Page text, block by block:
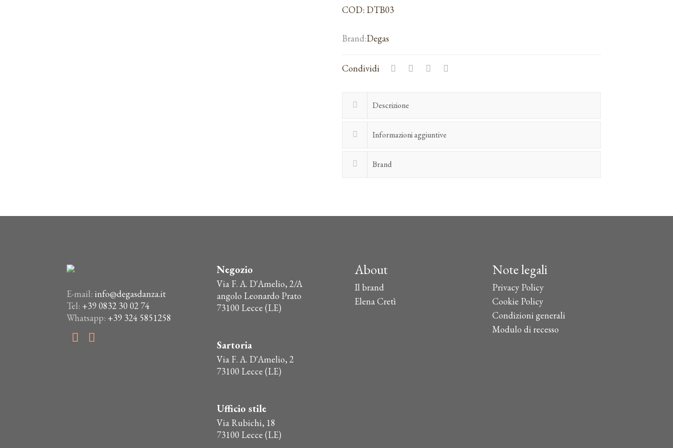
COD: DTB03
Degas
Condividi
Descrizione
Informazioni aggiuntive
Brand
E-mail: info@degasdanza.it
Tel: +39 0832 30 02 74
Whatsapp: +39 324 5851258
Negozio
Via F. A. D'Amelio, 2/A
angolo Leonardo Prato
73100 Lecce (LE)
Sartoria
Via F. A. D'Amelio, 2
73100 Lecce (LE)
Ufficio stile
Via Rubichi, 18
73100 Lecce (LE)
About
Il brand
Elena Cretì
Note legali
Privacy Policy
Cookie Policy
Condizioni generali
Modulo di recesso